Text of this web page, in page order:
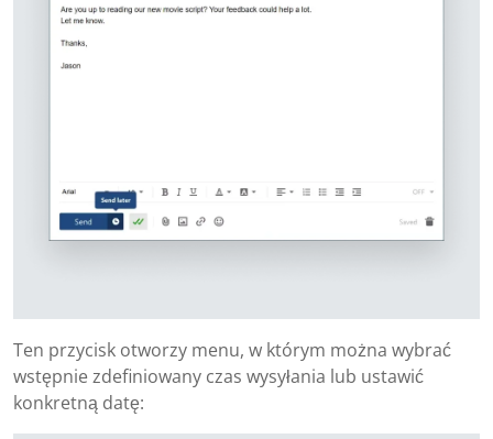
Ten przycisk otworzy menu, w którym można wybrać
wstępnie zdefiniowany czas wysyłania lub ustawić
konkretną datę: